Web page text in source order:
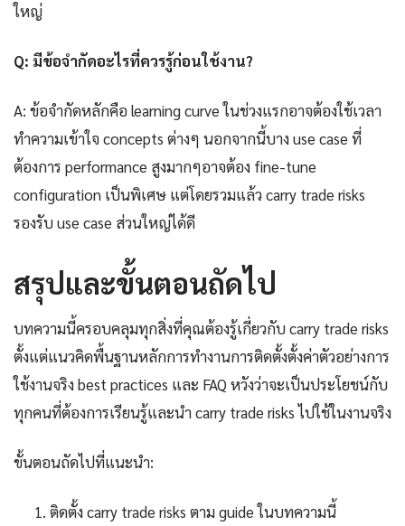
ใหญ่
Q: มีข้อจำกัดอะไรที่ควรรู้ก่อนใช้งาน?
A: ข้อจำกัดหลักคือ learning curve ในช่วงแรกอาจต้องใช้เวลา
ทำความเข้าใจ concepts ต่างๆ นอกจากนี้บาง use case ที่
ต้องการ performance สูงมากๆอาจต้อง fine-tune
configuration เป็นพิเศษ แต่โดยรวมแล้ว carry trade risks
รองรับ use case ส่วนใหญ่ได้ดี
สรุปและขั้นตอนถัดไป
บทความนี้ครอบคลุมทุกสิ่งที่คุณต้องรู้เกี่ยวกับ carry trade risks
ตั้งแต่แนวคิดพื้นฐานหลักการทำงานการติดตั้งตั้งค่าตัวอย่างการ
ใช้งานจริง best practices และ FAQ หวังว่าจะเป็นประโยชน์กับ
ทุกคนที่ต้องการเรียนรู้และนำ carry trade risks ไปใช้ในงานจริง
ขั้นตอนถัดไปที่แนะนำ:
ติดตั้ง carry trade risks ตาม guide ในบทความนี้